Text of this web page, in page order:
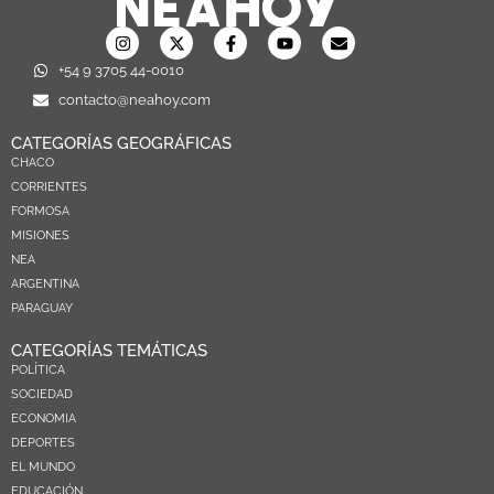
+54 9 3705 44-0010
contacto@neahoy.com
CATEGORÍAS GEOGRÁFICAS
CHACO
CORRIENTES
FORMOSA
MISIONES
NEA
ARGENTINA
PARAGUAY
CATEGORÍAS TEMÁTICAS
POLÍTICA
SOCIEDAD
ECONOMIA
DEPORTES
EL MUNDO